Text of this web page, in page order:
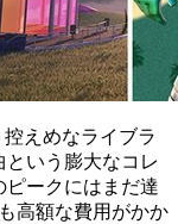
控えめなライブラ
という膨大なコレ
ピークにはまだ達
高額な費用がかか